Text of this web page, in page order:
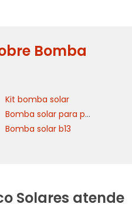
Bomba
Kit bomba solar
Bomba solar para poço artesiano
Bomba solar b13
Solares atende